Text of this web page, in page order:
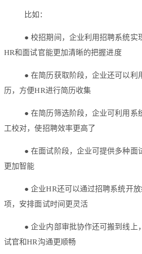
比如：
● 校招期间，企业利用招聘系统实
HR和面试官能更加清晰的把握进度
● 在简历获取阶段，企业还可以利
历，方便HR进行简历收集
● 在简历筛选阶段，企业可利用系
工校对，使招聘效率更高了
● 在面试阶段，企业可提供多种面
更加智能
● 企业HR还可以通过招聘系统开
项，安排面试时间更灵活
● 企业内部审批协作还可搬到线上
试官和HR沟通更顺畅